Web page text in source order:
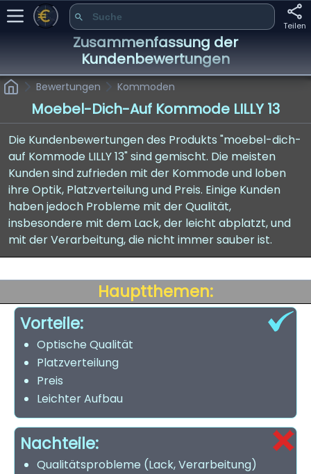
Teilen
Zusammenfassung der
Kundenbewertungen
Bewertungen Kommoden
Moebel-Dich-Auf Kommode LILLY 13
Die Kundenbewertungen des Produkts "moebel-dich-
auf Kommode LILLY 13" sind gemischt. Die meisten
Kunden sind zufrieden mit der Kommode und loben
ihre Optik, Platzverteilung und Preis. Einige Kunden
haben jedoch Probleme mit der Qualität,
insbesondere mit dem Lack, der leicht abplatzt, und
mit der Verarbeitung, die nicht immer sauber ist.
Hauptthemen:
Vorteile:
Optische Qualität
Platzverteilung
Preis
Leichter Aufbau
Nachteile:
Qualitätsprobleme (Lack, Verarbeitung)